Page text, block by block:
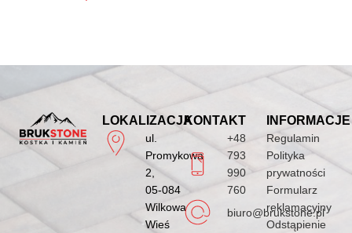
LOKALIZACJA
ul.
Promykowa
2,
05-084
Wilkowa
Wieś
KONTAKT
+48
793
990
760
biuro@brukstone.pl
INFORMACJE
Regulamin
Polityka
prywatności
Formularz
reklamacyjny
Odstąpienie